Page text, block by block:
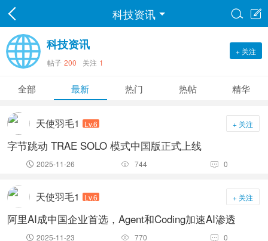
科技资讯 

科技资讯
帖子 200 关注 1
+ 关注
全部 最新 热门 热帖 精华
天使羽毛1 Lv.6 + 关注
字节跳动 TRAE SOLO 模式中国版正式上线
 2025-11-26  744  0
天使羽毛1 Lv.6 + 关注
阿里AI成中国企业首选，Agent和Coding加速AI渗透
 2025-11-23  770  0